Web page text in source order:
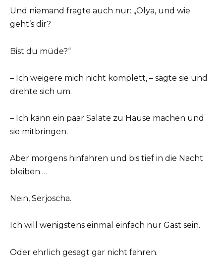
Und niemand fragte auch nur: „Olya, und wie
geht’s dir?
Bist du müde?“
– Ich weigere mich nicht komplett, – sagte sie und
drehte sich um.
– Ich kann ein paar Salate zu Hause machen und
sie mitbringen.
Aber morgens hinfahren und bis tief in die Nacht
bleiben …
Nein, Serjoscha.
Ich will wenigstens einmal einfach nur Gast sein.
Oder ehrlich gesagt gar nicht fahren.